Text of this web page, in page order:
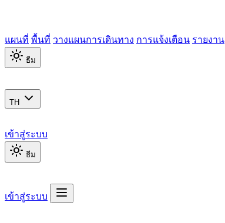
แผนที่ พื้นที่ วางแผนการเดินทาง การแจ้งเตือน รายงาน
ธีม
TH
เข้าสู่ระบบ
ธีม
เข้าสู่ระบบ